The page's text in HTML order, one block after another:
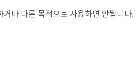
나 다른 목적으로 사용하면 안됩니다.